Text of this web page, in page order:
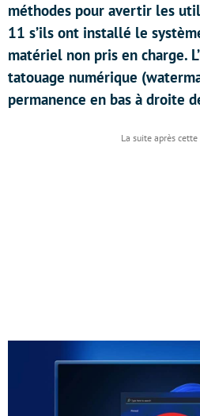
méthodes pour avertir les
11 s’ils ont installé le
matériel non pris en charge.
tatouage numérique
permanence en bas à droite